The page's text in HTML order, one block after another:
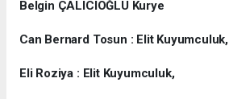
Belgin ÇALICIOĞLU Kurye
Can Bernard Tosun : Elit Kuyumculuk,
Eli Roziya : Elit Kuyumculuk,